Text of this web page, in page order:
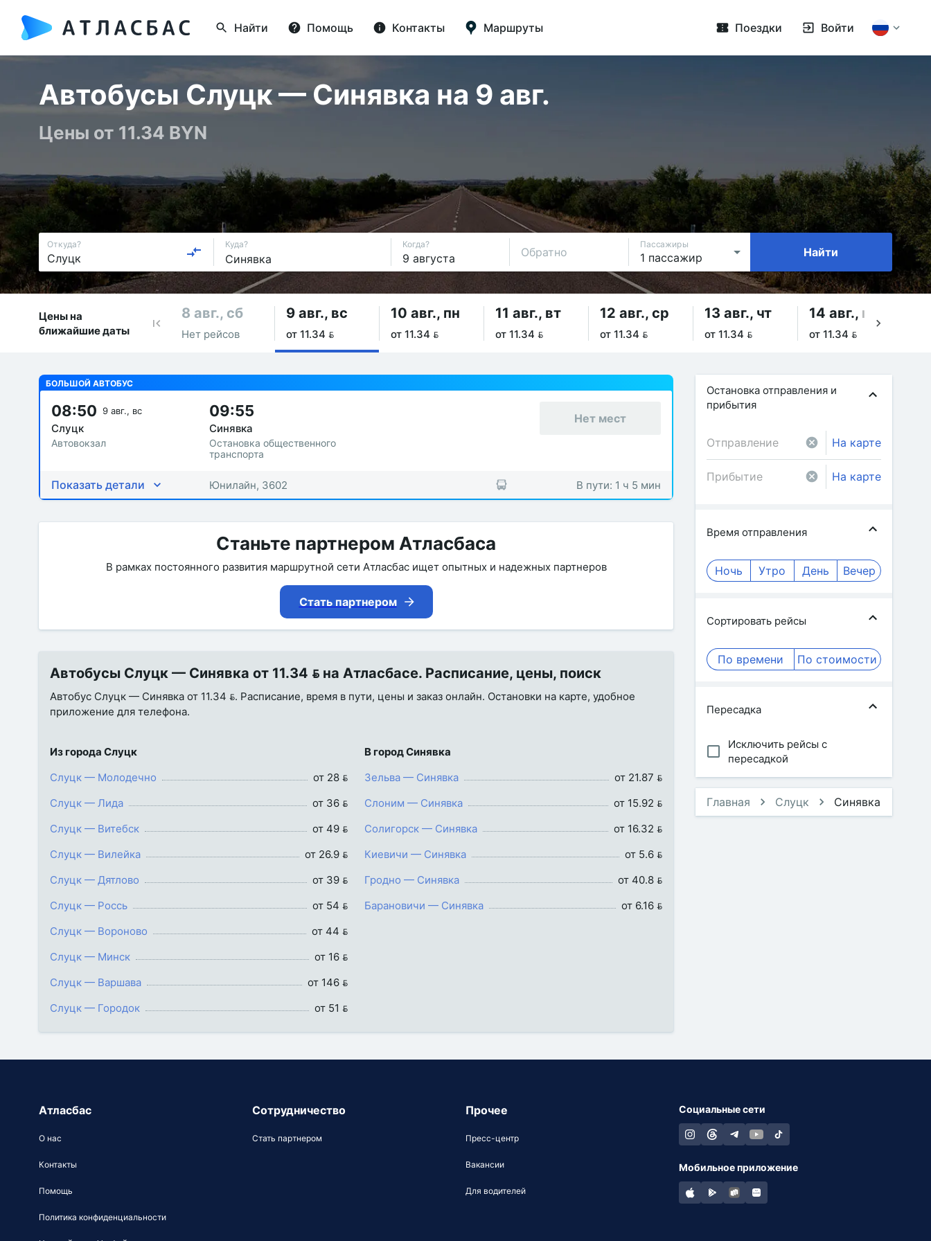
Найти Помощь Контакты Маршруты Поездки Войти
Автобусы Слуцк — Синявка на 9 авг.
Цены от 11.34 BYN
Откуда? Куда? Когда?
Обратно
Пассажиры
Найти
Цены на
ближайшие даты
8 авг., сб
Нет рейсов
9 авг., вс
от 11.34 
10 авг., пн
от 11.34 
11 авг., вт
от 11.34 
12 авг., ср
от 11.34 
13 авг., чт
от 11.34 
14 авг., пт
от 11.34 
БОЛЬШОЙ АВТОБУС
08:50 9 авг., вс
Слуцк
Автовокзал
09:55
Синявка
Остановка общественного
транспорта
Нет мест
Показать детали Юнилайн, 3602 В пути: 1 ч 5 мин
Станьте партнером Атласбаса
В рамках постоянного развития маршрутной сети Атласбас ищет опытных и надежных партнеров
Стать партнером
Автобусы Слуцк — Синявка от 11.34  на Атласбасе. Расписание, цены, поиск
Автобус Слуцк — Синявка от 11.34 . Расписание, время в пути, цены и заказ онлайн. Остановки на карте, удобное
приложение для телефона.
Из города Слуцк
Слуцк — Молодечно
от 28 
Слуцк — Лида
от 36 
Слуцк — Витебск
от 49 
Слуцк — Вилейка
от 26.9 
Слуцк — Дятлово
от 39 
Слуцк — Россь
от 54 
Слуцк — Вороново
от 44 
Слуцк — Минск
от 16 
Слуцк — Варшава
от 146 
Слуцк — Городок
от 51 
В город Синявка
Зельва — Синявка
от 21.87 
Слоним — Синявка
от 15.92 
Солигорск — Синявка
от 16.32 
Киевичи — Синявка
от 5.6 
Гродно — Синявка
от 40.8 
Барановичи — Синявка
от 6.16 
Остановка отправления и
прибытия
На карте
На карте
Время отправления
Ночь Утро День Вечер
Сортировать рейсы
По времени По стоимости
Пересадка
Исключить рейсы с
пересадкой
Главная Слуцк Синявка
Атласбас
О нас
Контакты
Помощь
Политика конфиденциальности
Сотрудничество
Стать партнером
Прочее
Пресс-центр
Вакансии
Для водителей
Социальные сети
Мобильное приложение